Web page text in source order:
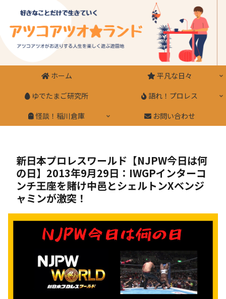
ホーム
平凡な日々
ゆでたまご研究所
語れ！プロレス
怪談！稲川倉庫
お問い合わせ
新日本プロレスワールド【NJPW今日は何
の日】2013年9月29日：IWGPインターコ
ンチ王座を賭け中邑とシェルトンXベンジ
ャミンが激突！